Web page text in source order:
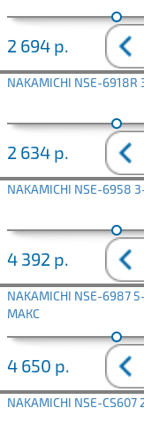
2 694 р.
NAKAMICHI NSE-
2 634 р.
NAKAMICHI NSE-6958
4 392 р.
NAKAMICHI NSE-6987
МАКС
4 650 р.
NAKAMICHI NSE-